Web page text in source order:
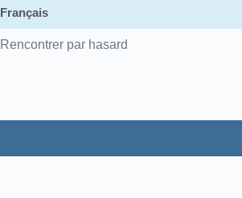
Français
Rencontrer par hasard